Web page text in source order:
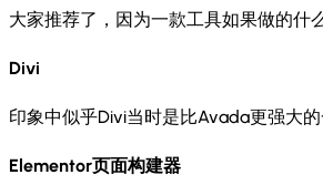
大家推荐了，因为一款工具如果做的什
Divi
印象中似乎Divi当时是比Avada更强大
Elementor页面构建器